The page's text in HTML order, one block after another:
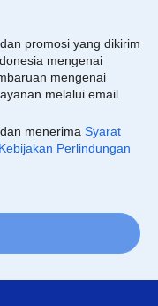
promosi yang dikirim
mengenai
mengenai
melalui email.
menerima Syarat
Kebijakan Perlindungan